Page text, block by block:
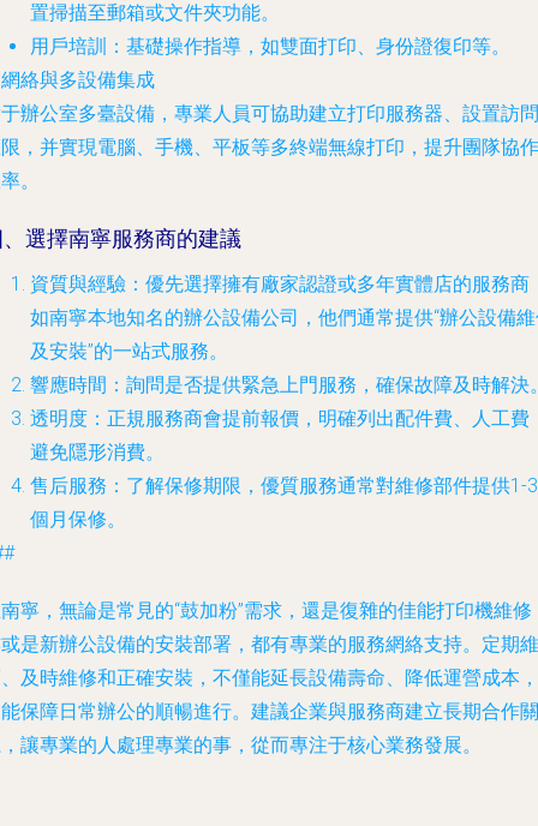
置掃描至郵箱或文件夾功能。
用戶培訓：基礎操作指導，如雙面打印、身份證復印等。
絡與多設備集成
辦公室多臺設備，專業人員可協助建立打印服務器、設置訪問
，并實現電腦、手機、平板等多終端無線打印，提升團隊協作
。
選擇南寧服務商的建議
資質與經驗 ：優先選擇擁有廠家認證或多年實體店的服務商
如南寧本地知名的辦公設備公司，他們通常提供“辦公設備
及安裝”的一站式服務。
響應時間 ：詢問是否提供緊急上門服務，確保故障及時解決
透明度 ：正規服務商會提前報價，明確列出配件費、人工費
避免隱形消費。
售后服務 ：了解保修期限，優質服務通常對維修部件提供1-3
個月保修。
寧，無論是常見的“鼓加粉”需求，還是復雜的佳能打印機維修
是新辦公設備的安裝部署，都有專業的服務網絡支持。定期維
及時維修和正確安裝，不僅能延長設備壽命、降低運營成本，
保障日常辦公的順暢進行。建議企業與服務商建立長期合作關
讓專業的人處理專業的事，從而專注于核心業務發展。